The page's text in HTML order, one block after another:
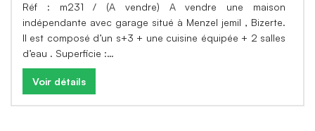
Réf : m231 / (A vendre) A vendre une maison
indépendante avec garage situé à Menzel jemil , Bizerte.
Il est composé d’un s+3 + une cuisine équipée + 2 salles
d’eau . Superficie :…
Voir détails